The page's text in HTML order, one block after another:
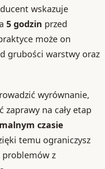
wskazuje
5 godzin przed
może on
grubości warstwy oraz
wyrównanie,
na cały etap
czasie
temu ograniczysz
problemów z